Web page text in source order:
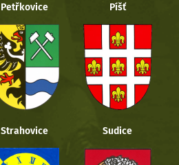
Petřkovice Píšť
Strahovice Sudice